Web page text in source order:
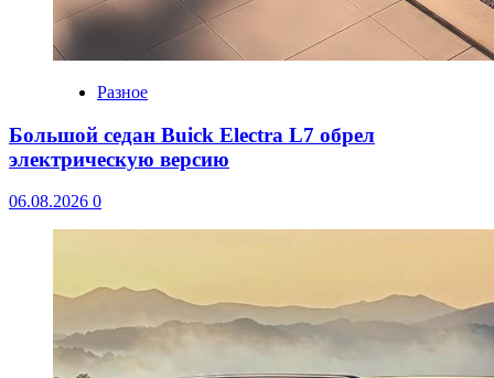
Разное
Большой седан Buick Electra L7 обрел
электрическую версию
06.08.2026 0